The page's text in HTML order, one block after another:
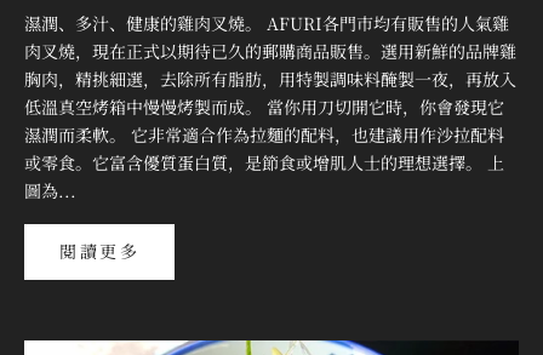
濕潤、多汁、健康的雞肉叉燒。 AFURI各門市均有販售的人氣雞
肉叉燒，現在正式以期待已久的郵購商品販售。選用新鮮的品牌雞
胸肉，精挑細選，去除所有脂肪，用特製調味料醃製一夜，再放入
低溫真空烤箱中慢慢烤製而成。 當你用刀切開它時，你會發現它
濕潤而柔軟。 它非常適合作為拉麵的配料，也建議用作沙拉配料
或零食。它富含優質蛋白質，是節食或增肌人士的理想選擇。 上
圖為...
閱讀更多